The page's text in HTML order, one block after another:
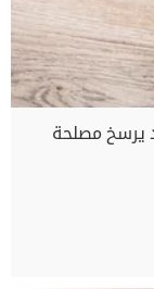
يرسخ مصلحة